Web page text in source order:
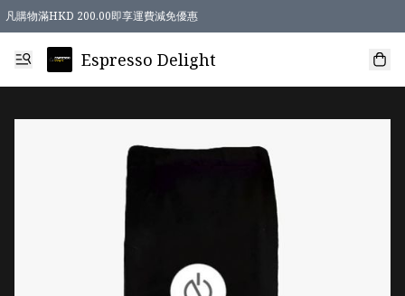
凡購物滿HKD 200.00即享運費減免優惠
Espresso Delight